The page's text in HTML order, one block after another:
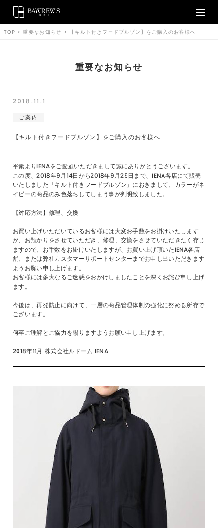
TOP >重要なお知らせ > 【キルト付きフードブルゾン】をご購入のお客様へ
重要なお知らせ
2018.11.1
ご案内
【キルト付きフードブルゾン】をご購入のお客様へ
平素よりIENAをご愛顧いただきまして誠にありがとうございます。
この度、2018年9月14日から2018年9月25日まで、IENA各店にて販売
いたしました「キルト付きフードブルゾン」におきまして、カラーがネ
イビーの商品のみ色落ちしてしまう事が判明致しました。
【対応方法】修理、交換
お買い上げいただいているお客様には大変お手数をお掛けいたします
が、お預かりをさせていただき、修理、交換をさせていただきたく存じ
ますので、お手数をお掛けいたしますが、お買い上げ頂いたIENA各店
舗、または弊社カスタマーサポートセンターまでお申し出いただきます
ようお願い申し上げます。
お客様には多大なるご迷惑をおかけしましたことを深くお詫び申し上げ
ます。
今後は、再発防止に向けて、一層の商品管理体制の強化に努める所存で
ございます。
何卒ご理解とご協力を賜りますようお願い申し上げます。
2018年11月 株式会社ルドーム IENA